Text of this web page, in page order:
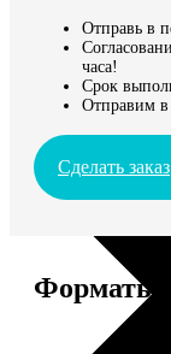
Отправь в
часа!
Срок
Отправим
Сделать заказ
Форматы